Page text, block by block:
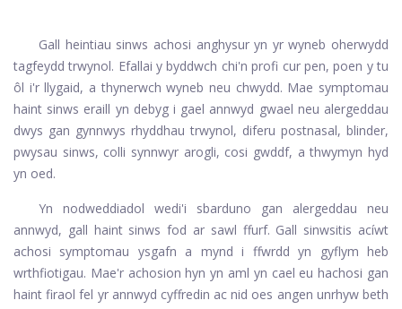
Gall heintiau sinws achosi anghysur yn yr wyneb oherwydd
tagfeydd trwynol. Efallai y byddwch chi'n profi cur pen, poen y tu
ôl i'r llygaid, a thynerwch wyneb neu chwydd. Mae symptomau
haint sinws eraill yn debyg i gael annwyd gwael neu alergeddau
dwys gan gynnwys rhyddhau trwynol, diferu postnasal, blinder,
pwysau sinws, colli synnwyr arogli, cosi gwddf, a thwymyn hyd
yn oed.
Yn nodweddiadol wedi'i sbarduno gan alergeddau neu
annwyd, gall haint sinws fod ar sawl ffurf. Gall sinwsitis acíwt
achosi symptomau ysgafn a mynd i ffwrdd yn gyflym heb
wrthfiotigau. Mae'r achosion hyn yn aml yn cael eu hachosi gan
haint firaol fel yr annwyd cyffredin ac nid oes angen unrhyw beth